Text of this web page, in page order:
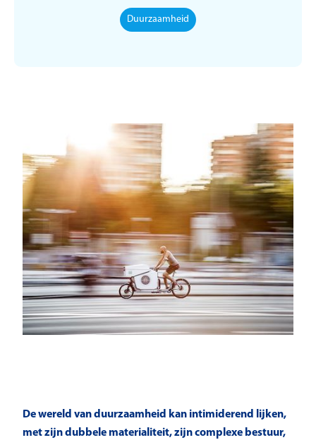
Duurzaamheid
De wereld van duurzaamheid kan intimiderend lijken,
met zijn dubbele materialiteit, zijn complexe bestuur,